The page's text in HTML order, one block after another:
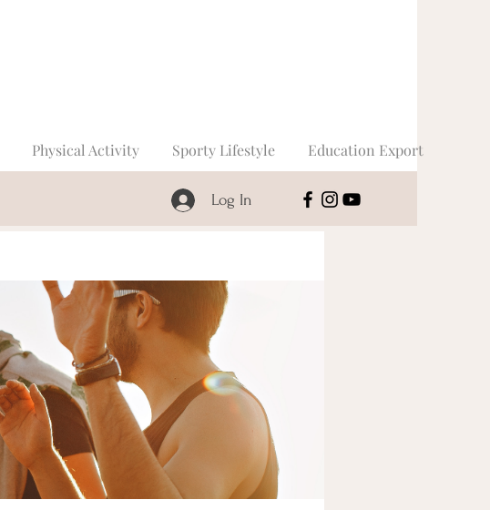
Log In
Physical Activity Sporty Lifestyle Education Export